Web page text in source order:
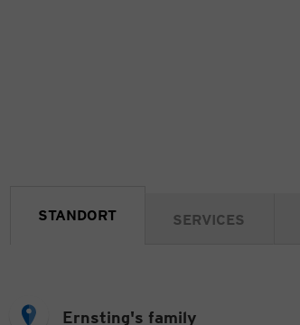
STANDORT SERVICES
Ernsting's family